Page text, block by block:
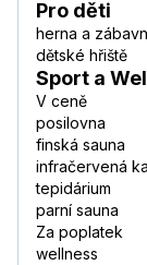
Pro děti
herna a
dětské hřiště
Sport a
V ceně
posilovna
finská sauna
infračervená
tepidárium
parní sauna
Za poplatek
wellness